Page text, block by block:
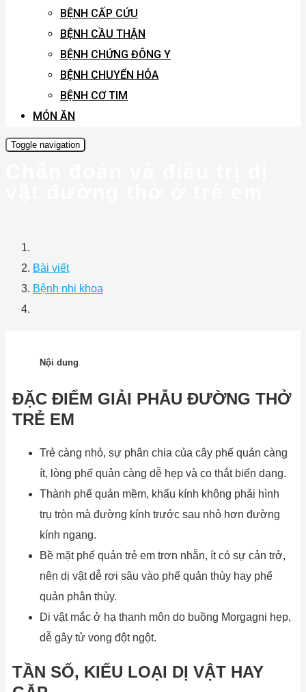
BỆNH CẤP CỨU
BỆNH CẦU THẬN
BỆNH CHỨNG ĐÔNG Y
BỆNH CHUYỂN HÓA
BỆNH CƠ TIM
MÓN ĂN
Toggle navigation
Bài viết
Bệnh nhi khoa
Nội dung
ĐẶC ĐIỂM GIẢI PHẪU ĐƯỜNG THỞ
TRẺ EM
Trẻ càng nhỏ, sự phân chia của cây phế quản càng
ít, lòng phế quản càng dễ hẹp và co thắt biến dạng.
Thành phế quản mềm, khẩu kính không phải hình
trụ tròn mà đường kính trước sau nhỏ hơn đường
kính ngang.
Bề mặt phế quản trẻ em trơn nhẵn, ít có sự cản trở,
nên dị vật dễ rơi sâu vào phế quản thùy hay phế
quản phân thùy.
Di vật mắc ở hạ thanh môn do buồng Morgagni hẹp,
dễ gây tử vong đột ngột.
TẦN SỐ, KIỂU LOẠI DỊ VẬT HAY